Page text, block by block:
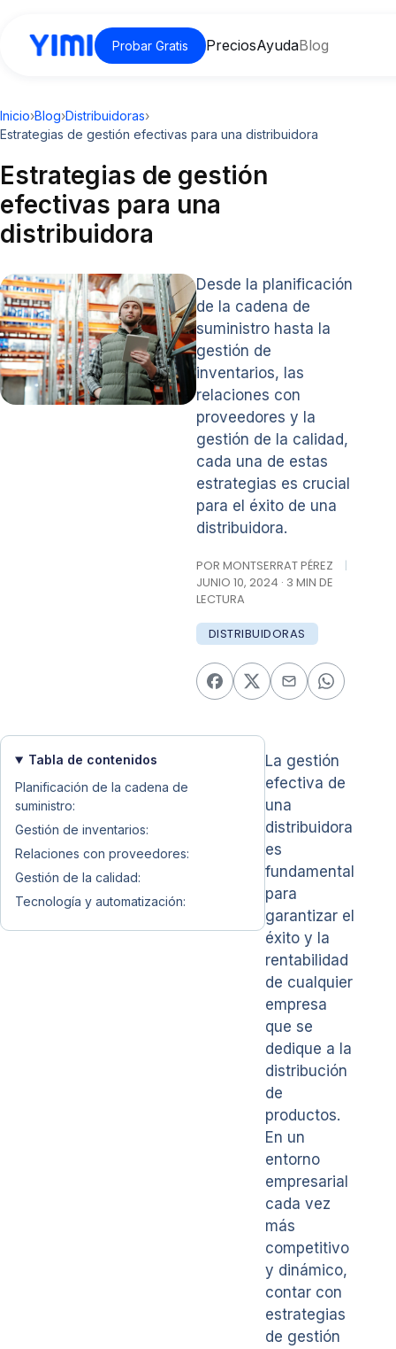
Probar Gratis PreciosAyudaBlog
Inicio›Blog›Distribuidoras›
Estrategias de gestión efectivas para una distribuidora
Estrategias de gestión
efectivas para una
distribuidora
Desde la planificación
de la cadena de
suministro hasta la
gestión de
inventarios, las
relaciones con
proveedores y la
gestión de la calidad,
cada una de estas
estrategias es crucial
para el éxito de una
distribuidora.
POR MONTSERRAT PÉREZ
|
JUNIO 10, 2024 · 3 MIN DE
LECTURA
DISTRIBUIDORAS
Tabla de contenidos
Planificación de la cadena de
suministro:
Gestión de inventarios:
Relaciones con proveedores:
Gestión de la calidad:
Tecnología y automatización:
La gestión
efectiva de
una
distribuidora
es
fundamental
para
garantizar el
éxito y la
rentabilidad
de cualquier
empresa
que se
dedique a la
distribución
de
productos.
En un
entorno
empresarial
cada vez
más
competitivo
y dinámico,
contar con
estrategias
de gestión